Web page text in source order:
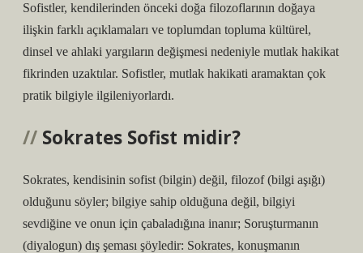
Sofistler, kendilerinden önceki doğa filozoflarının doğaya
ilişkin farklı açıklamaları ve toplumdan topluma kültürel,
dinsel ve ahlaki yargıların değişmesi nedeniyle mutlak hakikat
fikrinden uzaktılar. Sofistler, mutlak hakikati aramaktan çok
pratik bilgiyle ilgileniyorlardı.
Sokrates Sofist midir?
Sokrates, kendisinin sofist (bilgin) değil, filozof (bilgi aşığı)
olduğunu söyler; bilgiye sahip olduğuna değil, bilgiyi
sevdiğine ve onun için çabaladığına inanır; Soruşturmanın
(diyalogun) dış şeması şöyledir: Sokrates, konuşmanın